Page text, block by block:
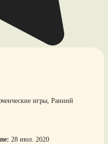
игры, Ранний
28 июл. 2020